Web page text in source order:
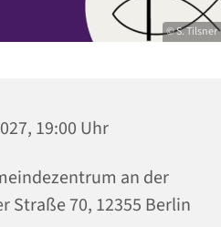
© S. Tilsner
19:00 Uhr
an der
Straße 70, 12355 Berlin